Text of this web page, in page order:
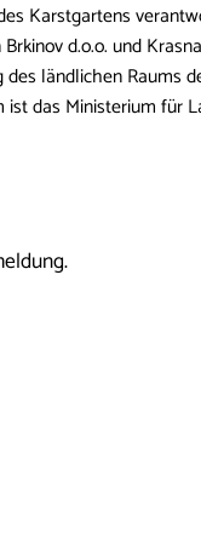
Karstgartens
d.o.o. und
ländlichen Raums
das Ministerium für